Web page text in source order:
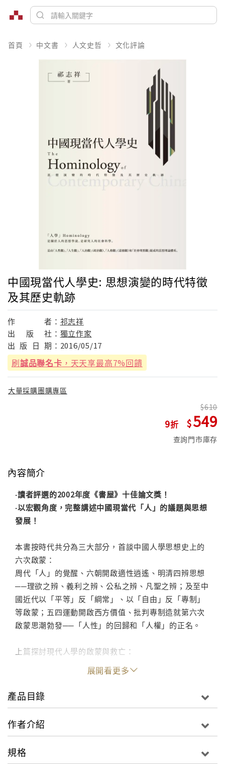
首頁 中文書 人文史哲 文化評論
中國現當代人學史: 思想演變的時代特徵
及其歷史軌跡
作 者： 祁志祥
出
版 社： 獨立作家
出 版 日 期： 2016/05/17
刷誠品聯名卡 ，天天享最高7%回饋
大量採購團購專區
9
610
549
查詢門市庫存
內容簡介
‧讀者評選的2002年度《書屋》十佳論文獎！
‧以宏觀角度，完整講述中國現當代「人」的議題與思想
發展！
本書按時代共分為三大部分，首談中國人學思想史上的
六次啟蒙：
周代「人」的覺醒、六朝開啟適性逍遙、明清四辨思想
──理欲之辨、義利之辨、公私之辨、凡聖之辨；及至中
國近代以「平等」反「綱常」、以「自由」反「專制」
等啟蒙；五四運動開啟西方價值、批判專制造就第六次
啟蒙思潮勃發──「人性」的回歸和「人權」的正名。
上篇探討現代人學的啟蒙與救亡：
陳獨秀吹響「個人本位主義」號角、李大釗提出「互
助」與「尊勞」、蔡元培的「人道主義」和「思想自
由」、魯迅「立人」思想體系、周作人「人的文學」宣
導、毛澤東人學思想的前後演變；從胡適到儲安平、從
思想運動的活躍，為人學在中國奠定基礎！
下篇談論當代人學的失落與復歸：
展開看更多
產品目錄
作者介紹
規格